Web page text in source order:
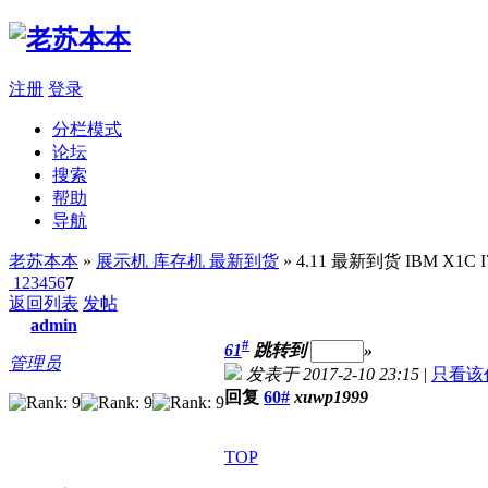
注册 登录
分栏模式
论坛
搜索
帮助
导航
老苏本本 » 展示机 库存机 最新到货 » 4.11 最新到货 IBM X1C
1 234567
返回列表 发帖
admin
管理员
61# 跳转到
»
发表于 2017-2-10 23:15 | 只看该
回复 60# xuwp1999
TOP